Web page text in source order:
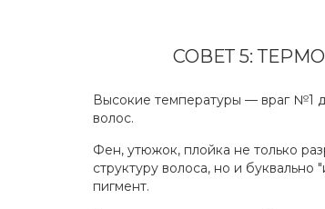
СОВЕТ 5:
Высокие температуры — враг №1
волос.
Фен, утюжок, плойка не только
структуру волоса, но и буквально
пигмент.